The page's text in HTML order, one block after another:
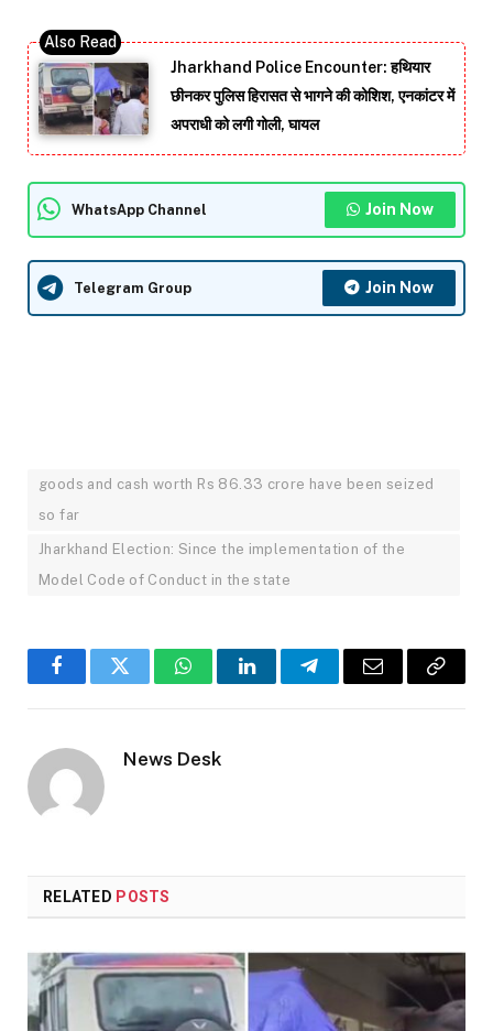
Jharkhand Police Encounter: हथियार
छीनकर पुलिस हिरासत से भागने की कोशिश, एनकांटर में
अपराधी को लगी गोली, घायल
WhatsApp Channel Join Now
Telegram Group Join Now
goods and cash worth Rs 86.33 crore have been seized
so far
Jharkhand Election: Since the implementation of the
Model Code of Conduct in the state
FacebookTwitter WhatsAppLinkedInTelegramEmail
Copy
News Desk
RELATED POSTS